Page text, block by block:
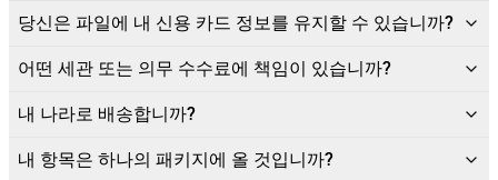
당신은 파일에 내 신용 카드 정보를 유지할 수 있습니까?
어떤 세관 또는 의무 수수료에 책임이 있습니까?
내 나라로 배송합니까?
내 항목은 하나의 패키지에 올 것입니까?